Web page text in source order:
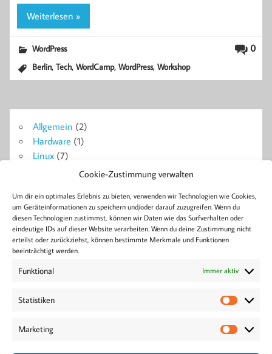
Cookie-Zustimmung verwalten
Um dir ein optimales Erlebnis zu bieten, verwenden wir Technologien wie Cookies,
um Geräteinformationen zu speichern und/oder darauf zuzugreifen. Wenn du
diesen Technologien zustimmst, können wir Daten wie das Surfverhalten oder
eindeutige IDs auf dieser Website verarbeiten. Wenn du deine Zustimmung nicht
erteilst oder zurückziehst, können bestimmte Merkmale und Funktionen
beeinträchtigt werden.
Funktional Immer aktiv
Statistiken
Marketing
Weiterlesen »
0
WordPress
Berlin,Tech,WordCamp,WordPress,Workshop
Allgemein (2)
Hardware (1)
Linux (7)
Probleme + Lösungen
(14)
WordPress(4)
Ajax Android Apache2 Beiträge Berlin Blog Bluetooth Bose
Collabora
Development
Docker
Lösung PHP
Tool
Treiber
Tutorial WordPress